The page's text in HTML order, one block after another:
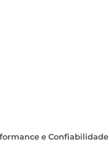
e Confiabilidade